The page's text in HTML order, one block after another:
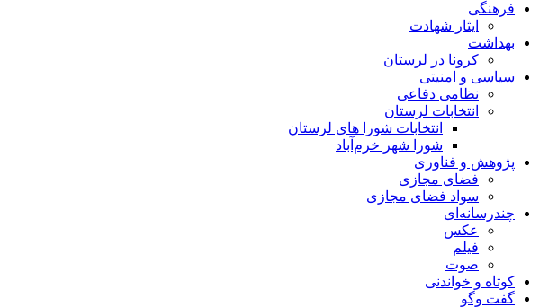
فرهنگی
ایثار شهادت
بهداشت
کرونا در لرستان
سیاسی و امنیتی
نظامی دفاعی
انتخابات لرستان
انتخابات شورا های لرستان
شورا شهر خرم‌آباد
پژوهش و فناوری
فضای مجازی
سواد فضای مجازی
چندرسانه‌ای
عكس
فیلم
صوت
کوتاه و خواندنی
گفت وگو